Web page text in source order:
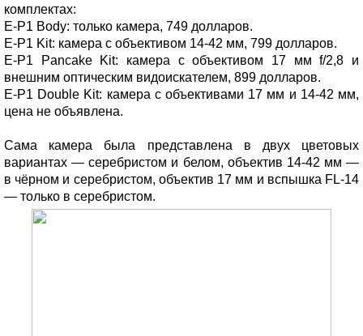
комплектах:
E-P1 Body: только камера, 749 долларов.
E-P1 Kit: камера с объективом 14-42 мм, 799 долларов.
E-P1 Pancake Kit: камера с объективом 17 мм f/2,8 и
внешним оптическим видоискателем, 899 долларов.
E-P1 Double Kit: камера с объективами 17 мм и 14-42 мм,
цена не объявлена.
Сама камера была представлена в двух цветовых
вариантах — серебристом и белом, объектив 14-42 мм —
в чёрном и серебристом, объектив 17 мм и вспышка FL-14
— только в серебристом.